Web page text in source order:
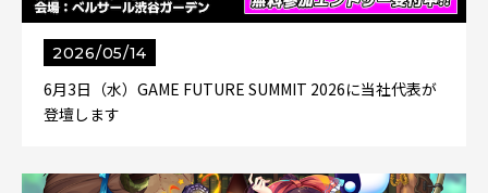
2026/05/14
6月3日（水）GAME FUTURE SUMMIT 2026に当社代表が
登壇します